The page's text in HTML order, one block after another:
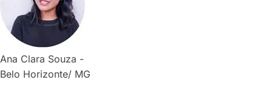
Ana Clara Souza -
Belo Horizonte/ MG